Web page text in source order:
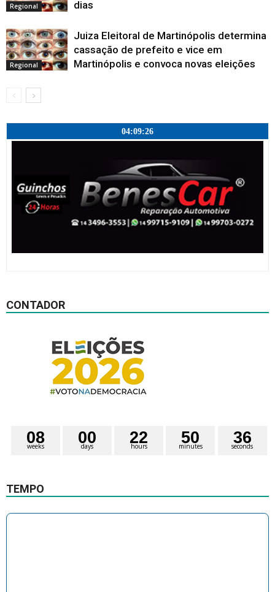
Regional dias
Regional
Juiza Eleitoral de Martinópolis determina
cassação de prefeito e vice em
Martinópolis e convoca novas eleições
04:09:27
CONTADOR
weeks
08 days
00 hours
22 minutes
50 seconds
36
TEMPO